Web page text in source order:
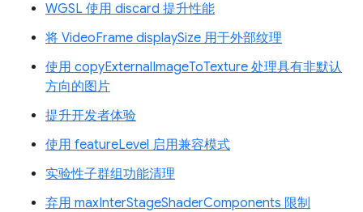
WGSL 使用 discard 提升性能
将 VideoFrame displaySize 用于外部纹理
使用 copyExternalImageToTexture 处理具有非默认
方向的图片
提升开发者体验
使用 featureLevel 启用兼容模式
实验性子群组功能清理
弃用 maxInterStageShaderComponents 限制